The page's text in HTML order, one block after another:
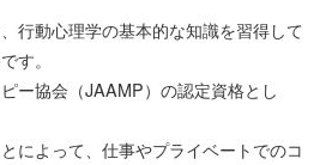
行動心理学の基本的な知識を習得して
す。
ー協会（JAAMP）の認定資格とし
によって、仕事やプライベートでのコ